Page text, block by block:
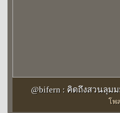
@bifern : คิดถึงสวนลุม
โพ